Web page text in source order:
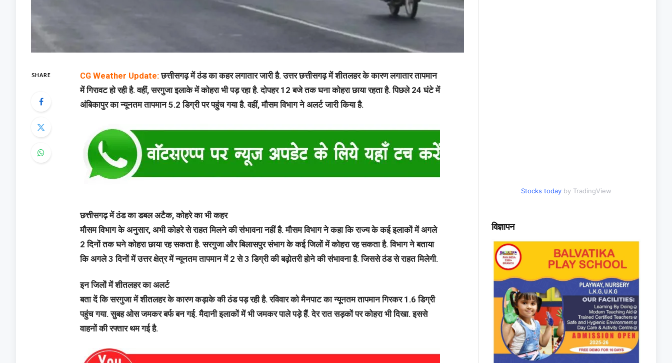
SHARE CG Weather Update:छत्तीसगढ़ में ठंड का कहर लगातार जारी है. उत्तर छत्तीसगढ़ में शीतलहर के कारण लगातार तापमान
में गिरावट हो रही है. वहीं, सरगुजा इलाके में कोहरा भी पड़ रहा है. दोपहर 12 बजे तक घना कोहरा छाया रहता है. पिछले 24 घंटे में
अंबिकापुर का न्यूनतम तापमान 5.2 डिग्री पर पहुंच गया है. वहीं, मौसम विभाग ने अलर्ट जारी किया है.
छत्तीसगढ़ में ठंड का डबल अटैक, कोहरे का भी कहर
मौसम विभाग के अनुसार, अभी कोहरे से राहत मिलने की संभावना नहीं है. मौसम विभाग ने कहा कि राज्य के कई इलाकों में अगले
2 दिनों तक घने कोहरा छाया रह सकता है. सरगुजा और बिलासपुर संभाग के कई जिलों में कोहरा रह सकता है. विभाग ने बताया
कि अगले 3 दिनों में उत्तर क्षेत्र में न्यूनतम तापमान में 2 से 3 डिग्री की बढ़ोतरी होने की संभावना है. जिससे ठंड से राहत मिलेगी.
इन जिलों में शीतलहर का अलर्ट
बता दें कि सरगुजा में शीतलहर के कारण कड़ाके की ठंड पड़ रही है. रविवार को मैनपाट का न्यूनतम तापमान गिरकर 1.6 डिग्री
पहुंच गया. सुबह ओस जमकर बर्फ बन गई. मैदानी इलाकों में भी जमकर पाले पड़े हैं. देर रात सड़कों पर कोहरा भी दिखा. इससे
वाहनों की रफ्तार थम गई है.
Stocks today by TradingView
विज्ञापन